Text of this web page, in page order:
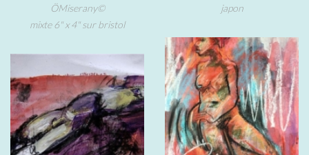
japon
ÖMiserany©
mixte 6" x 4" sur bristol